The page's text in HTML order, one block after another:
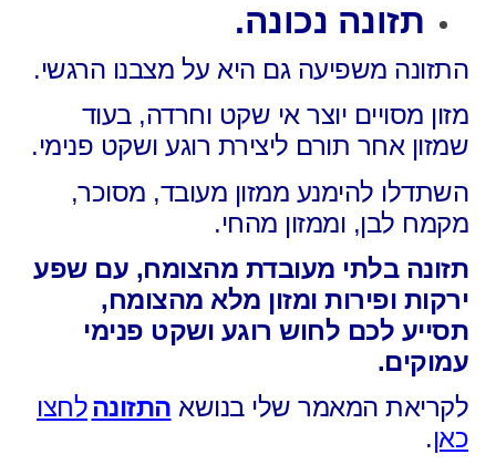
תזונה נכונה.
התזונה משפיעה גם היא על מצבנו הרגשי.
מזון מסויים יוצר אי שקט וחרדה,בעוד
שמזון אחר תורם ליצירת רוגע ושקט פנימי.
השתדלו להימנע ממזון מעובד, מסוכר,
מקמח לבן, וממזון מהחי.
תזונה בלתי מעובדת מהצומח, עם שפע
ירקות ופירות ומזון מלא מהצומח,
תסייע לכם לחוש רוגע ושקט פנימי
עמוקים.
לקריאת המאמר שלי בנושא התזונהלחצו
כאן.